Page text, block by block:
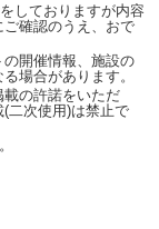
しておりますが内容
確認のうえ、おで
開催情報、施設の
場合があります。
の許諾をいただ
二次使用)は禁止で